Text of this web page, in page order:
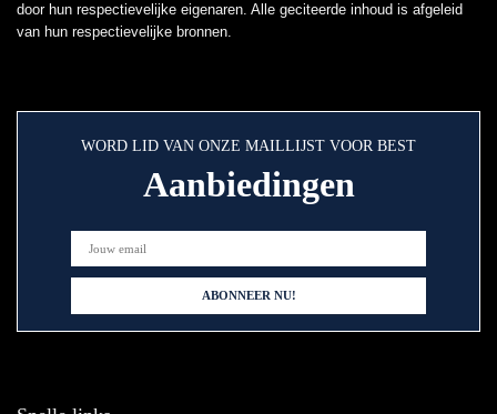
door hun respectievelijke eigenaren. Alle geciteerde inhoud is afgeleid
van hun respectievelijke bronnen.
WORD LID VAN ONZE MAILLIJST VOOR BEST
Aanbiedingen